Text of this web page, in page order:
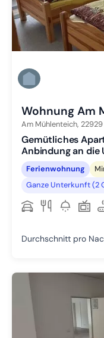
Wohnung Am
Am Mühlenteich, 22929
Gemütliches
Anbindung an die
Ferienwohnung
Ganze Unterkunft (2
Durchschnitt pro